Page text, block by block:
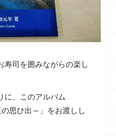
寿司を囲みながらの楽し
に、このアルバム
の思ひ出～」をお渡しし